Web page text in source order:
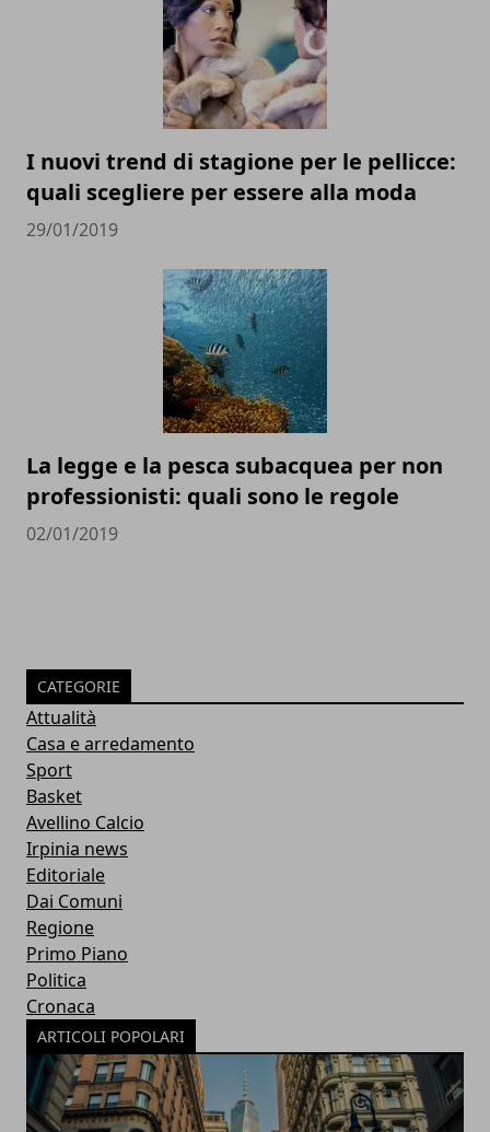
I nuovi trend di stagione per le pellicce:
quali scegliere per essere alla moda
29/01/2019
La legge e la pesca subacquea per non
professionisti: quali sono le regole
02/01/2019
CATEGORIE
Attualità
Casa e arredamento
Sport
Basket
Avellino Calcio
Irpinia news
Editoriale
Dai Comuni
Regione
Primo Piano
Politica
Cronaca
ARTICOLI POPOLARI